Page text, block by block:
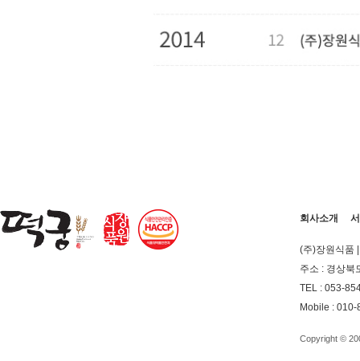
회사소개
(주)장원식품
주소 : 경상북
TEL : 053-
Mobile :
Copyright ©